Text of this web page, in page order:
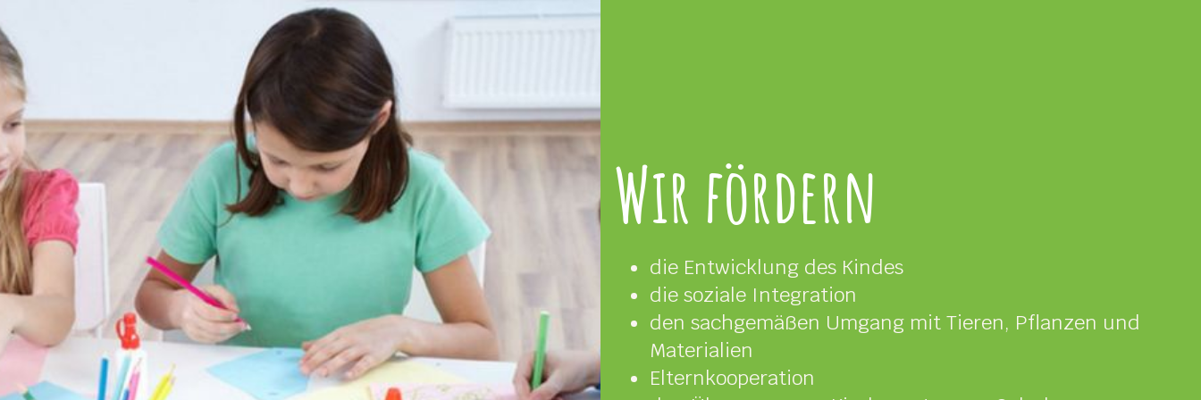
Wir fördern
die Entwicklung des Kindes
die soziale Integration
den sachgemäßen Umgang mit Tieren, Pflanzen und
Materialien
Elternkooperation